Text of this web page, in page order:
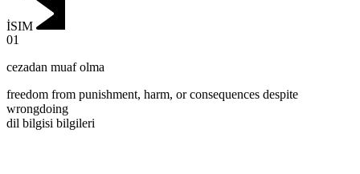
İSIM
01
cezadan muaf olma
freedom from punishment, harm, or consequences despite
wrongdoing
dil bilgisi bilgileri